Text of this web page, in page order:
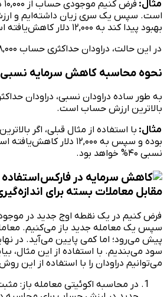
مثال:
است. سپس یک سری زیان داشته‌ایم و
بهبود پیدا کند به ۱۲,۰۰۰ دلار کاهش‌یافته است
در این حالت، دراودان حداکثری حساب ۸,۰۰۰ دلار است.
نحوه محاسبه کاهش سرمایه نسبی
به طور ساده دراودان نسبی، دراودان
بالاترین ارزش حساب است.
مثال:
بوده و سپس به ۱۲,۰۰۰ دلار
نسبی ۴۰% خواهد بود.
استفاده
مقابل معاملات بسته برای
فرض کنیم در یک نقطه اوج جدید در
سود می‌بندیم. با استفاده از این مثال،
می‌توانیم دراودان را با استفاده از این